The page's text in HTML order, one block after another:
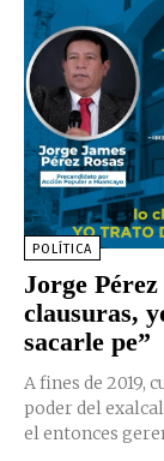
POLÍTICA
Jorge
clausuras,
sacarle pe”
A fines de 2019,
poder del
el entonces